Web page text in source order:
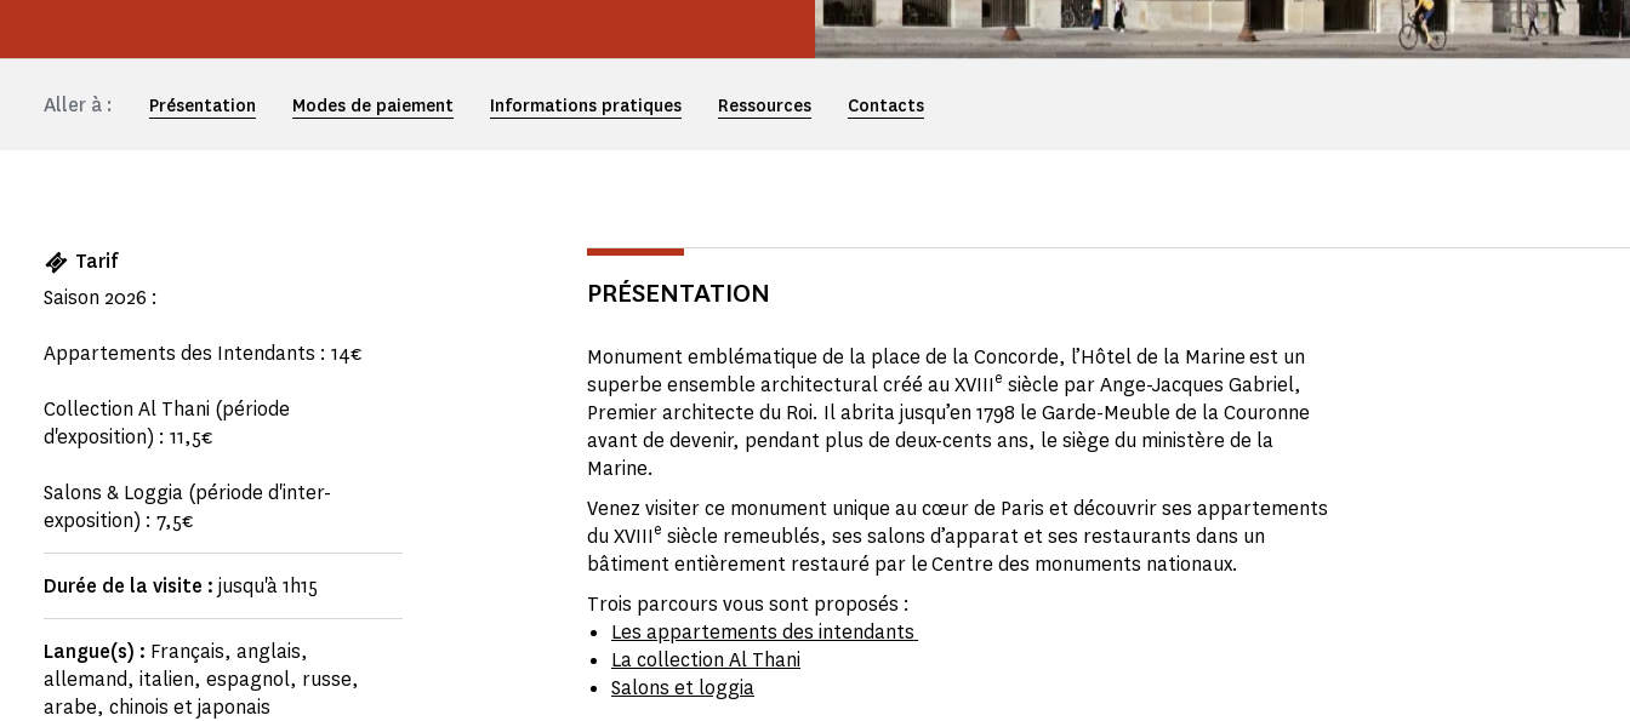
Aller à : Présentation Modes de paiement Informations pratiques Ressources Contacts
Tarif
Saison 2026 :
Appartements des Intendants : 14€
Collection Al Thani (période
d'exposition) : 11,5€
Salons & Loggia (période d'inter-
exposition) : 7,5€
Durée de la visite : jusqu'à 1h15
Langue(s) : Français, anglais,
allemand, italien, espagnol, russe,
arabe, chinois et japonais
PRÉSENTATION
Monument emblématique de la place de la Concorde, l’Hôtel de la Marine est un
superbe ensemble architectural créé au XVIIIe siècle par Ange-Jacques Gabriel,
Premier architecte du Roi. Il abrita jusqu’en 1798 le Garde-Meuble de la Couronne
avant de devenir, pendant plus de deux-cents ans, le siège du ministère de la
Marine.
Venez visiter ce monument unique au cœur de Paris et découvrir ses appartements
du XVIIIe siècle remeublés, ses salons d’apparat et ses restaurants dans un
bâtiment entièrement restauré par le Centre des monuments nationaux.
Trois parcours vous sont proposés :
Les appartements des intendants
La collection Al Thani
Salons et loggia